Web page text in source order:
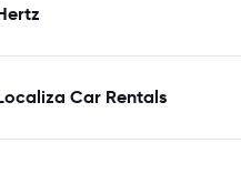
Car Rentals